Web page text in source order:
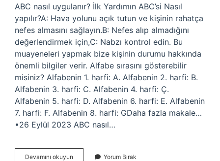
ABC nasıl uygulanır? İlk Yardımın ABC’si Nasıl
yapılır?A: Hava yolunu açık tutun ve kişinin rahatça
nefes almasını sağlayın.B: Nefes alıp almadığını
değerlendirmek için,C: Nabzı kontrol edin. Bu
muayeneleri yapmak bize kişinin durumu hakkında
önemli bilgiler verir. Alfabe sırasını gösterebilir
misiniz? Alfabenin 1. harfi: A. Alfabenin 2. harfi: B.
Alfabenin 3. harfi: C. Alfabenin 4. harfi: Ç.
Alfabenin 5. harfi: D. Alfabenin 6. harfi: E. Alfabenin
7. harfi: F. Alfabenin 8. harfi: GDaha fazla makale…
•26 Eylül 2023 ABC nasıl…
Devamını okuyun Yorum Bırak